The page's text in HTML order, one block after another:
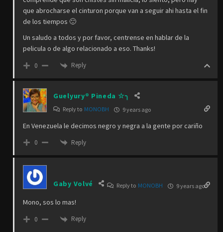
que abrocharse el cinturon porque van a seguir ahi hasta el fin
de los tiempos 🙂
Un saludo a todos y por favor, centrense en hablar de la
pelicula o de algo relacionado a eso. Thanks!
0 Reply
Guelyury® Pineda ☆╮
Reply to MONOBH 9 years ago
En Venezuela le decimos negro y negra a la gente por cariño
0 Reply
Gaby Volvé Reply to MONOBH 9 years ago
Mono, sos lo mas!
0 Reply